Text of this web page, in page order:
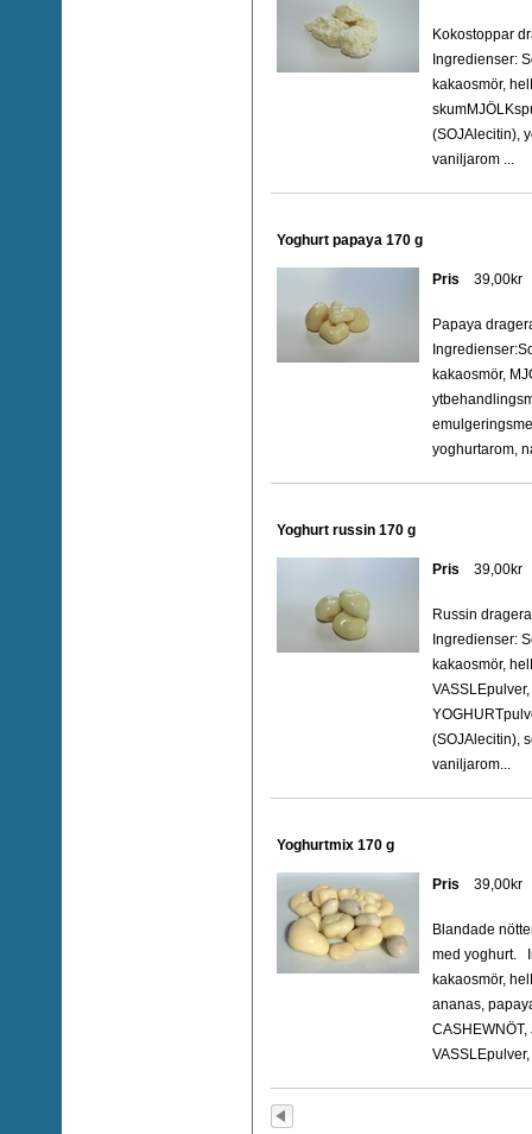
Kokostoppar
Ingredienser:
kakaosmör,
(SOJAlecitin),
vaniljarom ...
Yoghurt papaya 170 g
Pris 39,00kr
Papaya
kakaosmör,
yoghurtarom,
Yoghurt russin 170 g
Pris 39,00kr
Russin
Ingredienser:
kakaosmör,
(SOJAlecitin),
vaniljarom...
Yoghurtmix 170 g
Pris 39,00kr
Blandade
med yoghurt.
kakaosmör,
ananas,